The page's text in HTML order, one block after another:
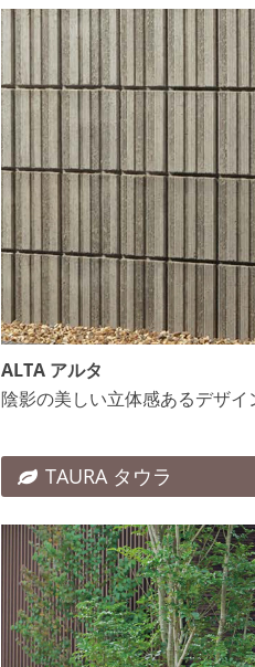
ALTA アルタ
陰影の美しい立体感あるデザイ
TAURA タウラ